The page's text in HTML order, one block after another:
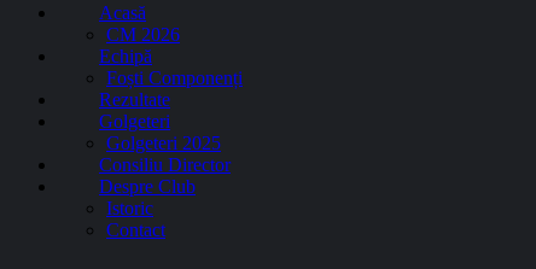
Acasă
CM 2026
Echipă
Foști Componenți
Rezultate
Golgeteri
Golgeteri 2025
Consiliu Director
Despre Club
Istoric
Contact